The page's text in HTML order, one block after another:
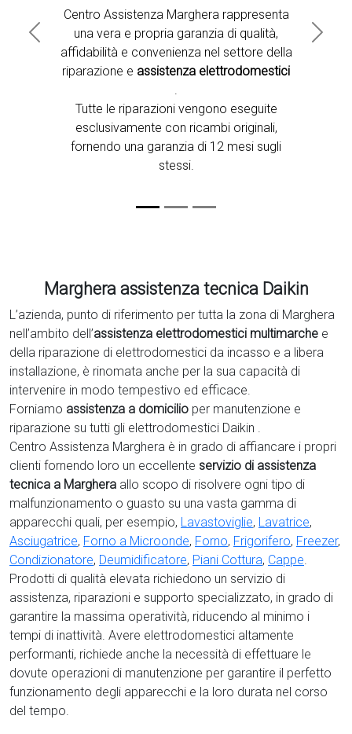
Centro Assistenza Marghera rappresenta
una vera e propria garanzia di qualità,
affidabilità e convenienza nel settore della
riparazione e assistenza elettrodomestici
.
Tutte le riparazioni vengono eseguite
esclusivamente con ricambi originali,
fornendo una garanzia di 12 mesi sugli
stessi.
Previous Next
Marghera assistenza tecnica Daikin
L’azienda, punto di riferimento per tutta la zona di Marghera
nell’ambito dell’assistenza elettrodomestici multimarche e
della riparazione di elettrodomestici da incasso e a libera
installazione, è rinomata anche per la sua capacità di
intervenire in modo tempestivo ed efficace.
Forniamo assistenza a domicilio per manutenzione e
riparazione su tutti gli elettrodomestici Daikin .
Centro Assistenza Marghera è in grado di affiancare i propri
clienti fornendo loro un eccellente servizio di assistenza
tecnica a Marghera allo scopo di risolvere ogni tipo di
malfunzionamento o guasto su una vasta gamma di
apparecchi quali, per esempio, Lavastoviglie, Lavatrice,
Asciugatrice, Forno a Microonde, Forno, Frigorifero, Freezer,
Condizionatore, Deumidificatore, Piani Cottura, Cappe.
Prodotti di qualità elevata richiedono un servizio di
assistenza, riparazioni e supporto specializzato, in grado di
garantire la massima operatività, riducendo al minimo i
tempi di inattività. Avere elettrodomestici altamente
performanti, richiede anche la necessità di effettuare le
dovute operazioni di manutenzione per garantire il perfetto
funzionamento degli apparecchi e la loro durata nel corso
del tempo.